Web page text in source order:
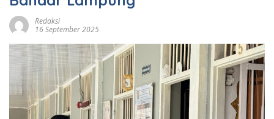
Redaksi
16 September 2025